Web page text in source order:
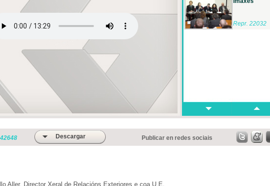
Repr. 22032
42648 Descargar Publicar en redes sociais
Aller. Director Xeral de Relacións Exteriores e coa U.E.